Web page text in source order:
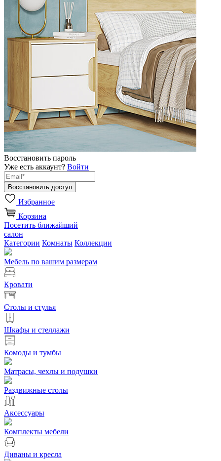
Восстановить пароль
Уже есть аккаунт? Войти
Избранное
Корзина
Посетить ближайший
салон
Категории Комнаты Коллекции
Мебель по вашим размерам
Кровати
Столы и стулья
Шкафы и стеллажи
Комоды и тумбы
Матрасы, чехлы и подушки
Раздвижные столы
Аксессуары
Комплекты мебели
Диваны и кресла